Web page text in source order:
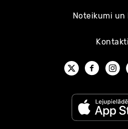
Noteikumi un
Kontakti